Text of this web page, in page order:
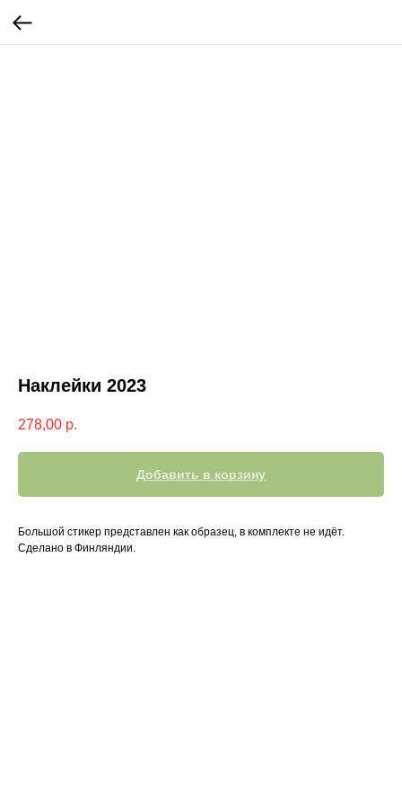
Наклейки 2023
278,00 р.
Добавить в корзину
Большой стикер представлен как образец, в комплекте не идёт.
Сделано в Финляндии.